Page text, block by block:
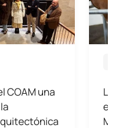
COAM una
La
en